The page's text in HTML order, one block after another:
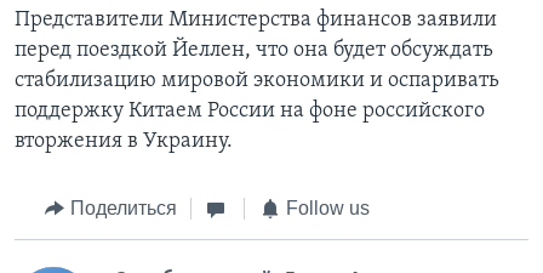
Представители Министерства финансов заявили
перед поездкой Йеллен, что она будет обсуждать
стабилизацию мировой экономики и оспаривать
поддержку Китаем России на фоне российского
вторжения в Украину.
Поделиться Follow us